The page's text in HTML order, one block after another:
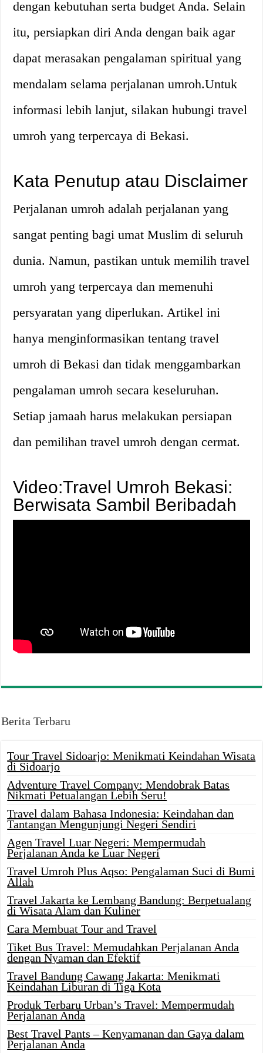
dengan kebutuhan serta budget Anda. Selain
itu, persiapkan diri Anda dengan baik agar
dapat merasakan pengalaman spiritual yang
mendalam selama perjalanan umroh.Untuk
informasi lebih lanjut, silakan hubungi travel
umroh yang terpercaya di Bekasi.
Kata Penutup atau Disclaimer
Perjalanan umroh adalah perjalanan yang
sangat penting bagi umat Muslim di seluruh
dunia. Namun, pastikan untuk memilih travel
umroh yang terpercaya dan memenuhi
persyaratan yang diperlukan. Artikel ini
hanya menginformasikan tentang travel
umroh di Bekasi dan tidak menggambarkan
pengalaman umroh secara keseluruhan.
Setiap jamaah harus melakukan persiapan
dan pemilihan travel umroh dengan cermat.
Video:Travel Umroh Bekasi:
Berwisata Sambil Beribadah
Berita Terbaru
Tour Travel Sidoarjo: Menikmati Keindahan Wisata
di Sidoarjo
Adventure Travel Company: Mendobrak Batas
Nikmati Petualangan Lebih Seru!
Travel dalam Bahasa Indonesia: Keindahan dan
Tantangan Mengunjungi Negeri Sendiri
Agen Travel Luar Negeri: Mempermudah
Perjalanan Anda ke Luar Negeri
Travel Umroh Plus Aqso: Pengalaman Suci di Bumi
Allah
Travel Jakarta ke Lembang Bandung: Berpetualang
di Wisata Alam dan Kuliner
Cara Membuat Tour and Travel
Tiket Bus Travel: Memudahkan Perjalanan Anda
dengan Nyaman dan Efektif
Travel Bandung Cawang Jakarta: Menikmati
Keindahan Liburan di Tiga Kota
Produk Terbaru Urban’s Travel: Mempermudah
Perjalanan Anda
Best Travel Pants – Kenyamanan dan Gaya dalam
Perjalanan Anda